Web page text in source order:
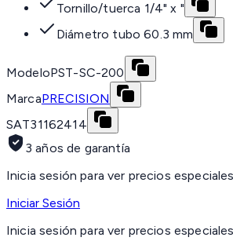
Tornillo/tuerca 1/4" x "
Diámetro tubo 60.3 mm
ModeloPST-SC-200
MarcaPRECISION
SAT31162414
3 años de garantía
Inicia sesión para ver precios especiales
Iniciar Sesión
Inicia sesión para ver precios especiales